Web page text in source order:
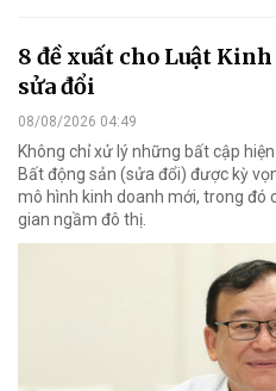
8 đề xuất cho Luật
sửa đổi
08/08/2026 04:49
Không chỉ xử lý những bất cập
Bất động sản (sửa đổi) được kỳ
mô hình kinh doanh mới, trong đó
gian ngầm đô thị.